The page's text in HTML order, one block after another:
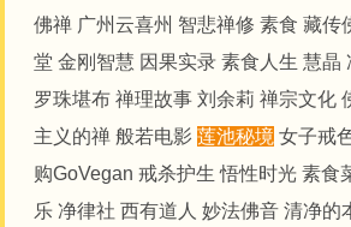
佛禅 广州云喜州 智悲禅修 素食 藏传
堂 金刚智慧 因果实录 素食人生 慧晶
罗珠堪布 禅理故事 刘余莉 禅宗文化
主义的禅 般若电影 莲池秘境 女子戒
购GoVegan 戒杀护生 悟性时光 素食
乐 净律社 西有道人 妙法佛音 清净的